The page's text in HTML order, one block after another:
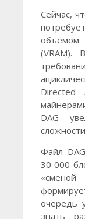
Сейчас,
объемом
(VRAM).
Directed
DAG
Файл
30 000
очередь
знать